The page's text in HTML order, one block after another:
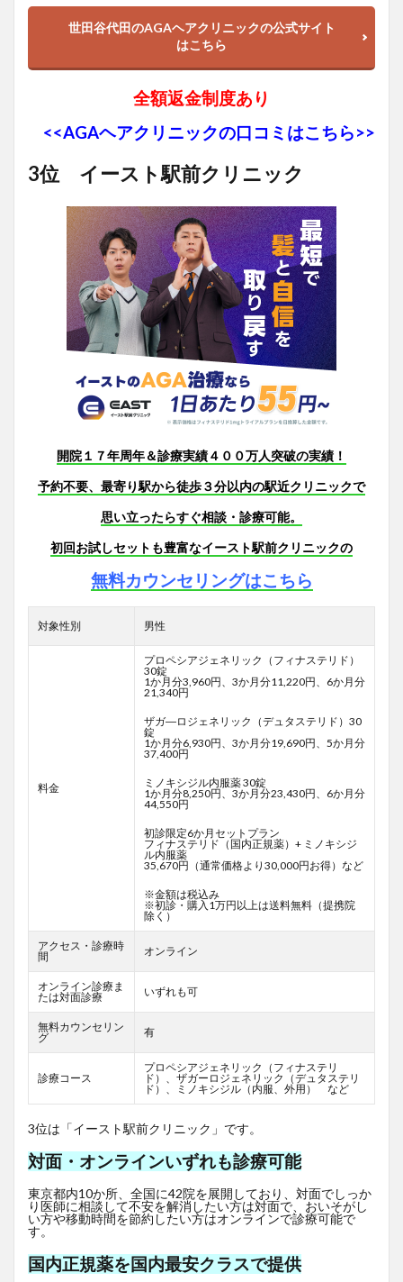
世田谷代田のAGAヘアクリニックの公式サイト
はこちら
全額返金制度あり
<<AGAヘアクリニックの口コミはこちら>>
3位 イースト駅前クリニック
開院１７年周年＆診療実績４００万人突破の実績！
予約不要、最寄り駅から徒歩３分以内の駅近クリニックで
思い立ったらすぐ相談・診療可能。
初回お試しセットも豊富なイースト駅前クリニックの
無料カウンセリングはこちら
対象性別 男性
料金
プロペシアジェネリック（フィナステリド）
30錠
1か月分3,960円、3か月分11,220円、6か月分
21,340円
ザガ―ロジェネリック（デュタステリド）30
錠
1か月分6,930円、3か月分19,690円、5か月分
37,400円
ミノキシジル内服薬 30錠
1か月分8,250円、3か月分23,430円、6か月分
44,550円
初診限定6か月セットプラン
フィナステリド（国内正規薬）+ ミノキシジ
ル内服薬
35,670円（通常価格より30,000円お得）など
※金額は税込み
※初診・購入1万円以上は送料無料（提携院
除く）
アクセス・診療時
間
オンライン
オンライン診療ま
たは対面診療
いずれも可
無料カウンセリン
グ
有
診療コース
プロペシアジェネリック（フィナステリ
ド）、ザガーロジェネリック（デュタステリ
ド）、ミノキシジル（内服、外用） など
3位は「イースト駅前クリニック」です。
対面・オンラインいずれも診療可能
東京都内10か所、全国に42院を展開しており、対面でしっか
り医師に相談して不安を解消したい方は対面で、おいそがし
い方や移動時間を節約したい方はオンラインで診療可能で
す。
国内正規薬を国内最安クラスで提供